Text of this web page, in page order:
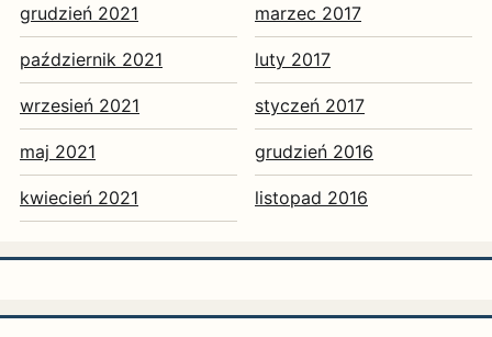
grudzień 2021
październik 2021
wrzesień 2021
maj 2021
kwiecień 2021
marzec 2017
luty 2017
styczeń 2017
grudzień 2016
listopad 2016